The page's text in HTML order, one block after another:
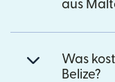
aus
Was
Belize?